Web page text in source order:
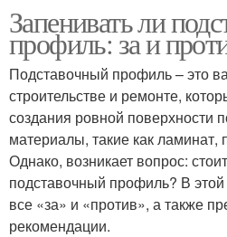
Запенивать ли
профиль: за и
Подставочный профиль – это
строительстве и ремонте,
создания ровной поверхности
материалы, такие как ламинат,
Однако, возникает вопрос:
подставочный профиль? В
все «за» и «против», а также
рекомендации.